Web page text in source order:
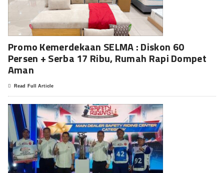
Promo Kemerdekaan SELMA : Diskon 60
Persen + Serba 17 Ribu, Rumah Rapi Dompet
Aman
Read Full Article